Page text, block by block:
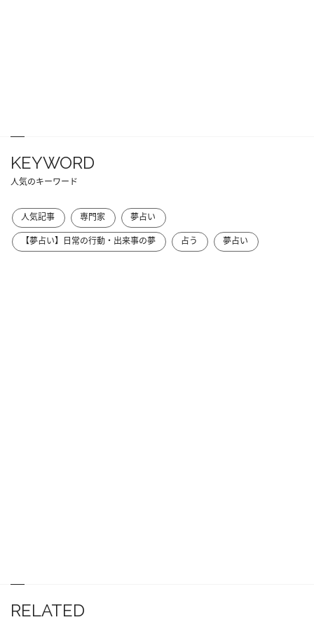
KEYWORD
人気のキーワード
人気記事 専門家
夢占い
【夢占い】日常の行動・出来事の夢
占う 夢占い
RELATED